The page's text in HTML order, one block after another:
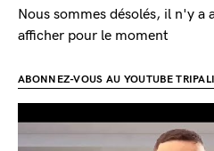
Nous sommes désolés, il n'y a
afficher pour le moment
ABONNEZ-VOUS AU YOUTUBE